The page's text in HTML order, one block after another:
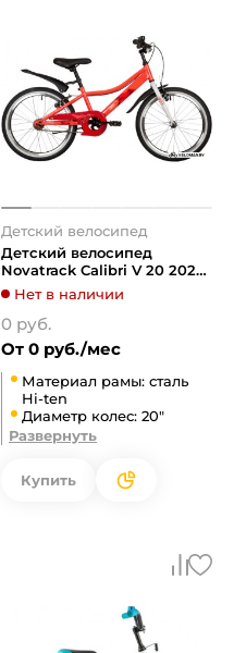
Детский велосипед
Детский велосипед
Novatrack Calibri V 20 2022
207CALIBRI1V.CRL22
(красный)
Нет в наличии
0 руб.
От 0 руб./мес
Материал рамы: сталь
Hi-ten
Диаметр колес: 20"
Развернуть
Купить